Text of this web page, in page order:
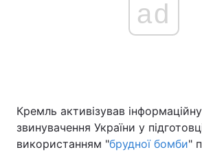
ad
Кремль активізував
звинувачення України у
використанням "брудної бомби"